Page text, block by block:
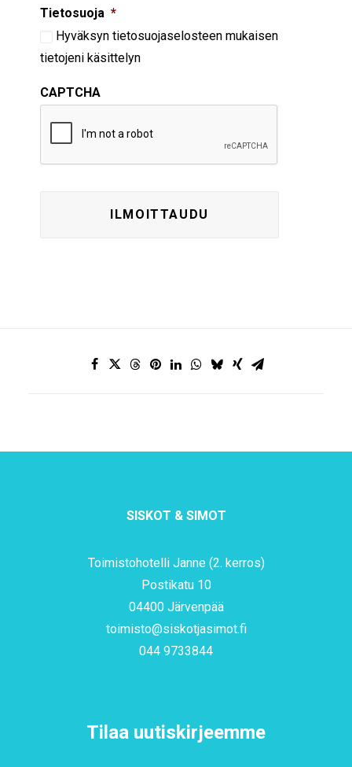
Tietosuoja *
Hyväksyn tietosuojaselosteen mukaisen
tietojeni käsittelyn
CAPTCHA
SISKOT & SIMOT
Toimistohotelli Janne (2. kerros)
Postikatu 10
04400 Järvenpää
toimisto@siskotjasimot.fi
044 9733844
Tilaa uutiskirjeemme